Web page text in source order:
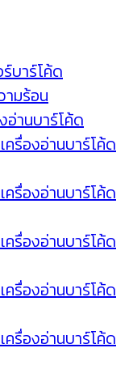
บาร์โค้ด
ามร้อน
อ่านบาร์โค้ด
ครื่องอ่านบาร์โค้ด
ครื่องอ่านบาร์โค้ด
ครื่องอ่านบาร์โค้ด
ครื่องอ่านบาร์โค้ด
ครื่องอ่านบาร์โค้ด